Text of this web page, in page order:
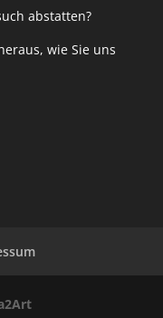
abstatten?
wie Sie uns